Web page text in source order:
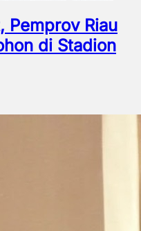
Pemprov Riau
di Stadion